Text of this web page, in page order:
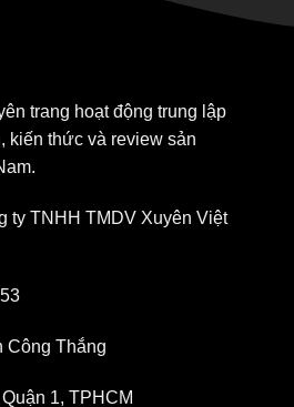
trang hoạt động trung lập
kiến thức và review sản
ty TNHH TMDV Xuyên Việt
Công Thắng
1, TPHCM